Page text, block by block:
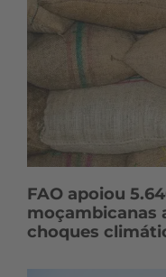
FAO apoiou
moçambicanas
choques